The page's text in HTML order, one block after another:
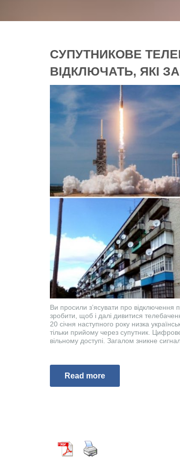
СУПУТНИКОВЕ
ВІДКЛЮЧАТЬ, ЯКІ
Ви просили з’ясувати про відключення
зробити, щоб і далі дивитися
20 січня наступного року низка
тільки прийому через супутник.
вільному доступі. Загалом зникне
Read more